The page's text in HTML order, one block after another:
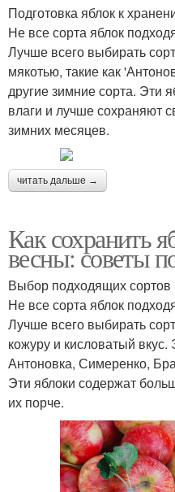
Подготовка яблок к
Не все сорта яблок
Лучше всего выбирать
мякотью, такие как
другие зимние сорта. Эти
влаги и лучше сохраняют
зимних месяцев.
читать дальше →
Как сохранить
весны: советы
Выбор подходящих сортов
Не все сорта яблок
Лучше всего выбирать
кожуру и кисловатый вкус.
Антоновка, Симеренко,
Эти яблоки содержат
их порче.